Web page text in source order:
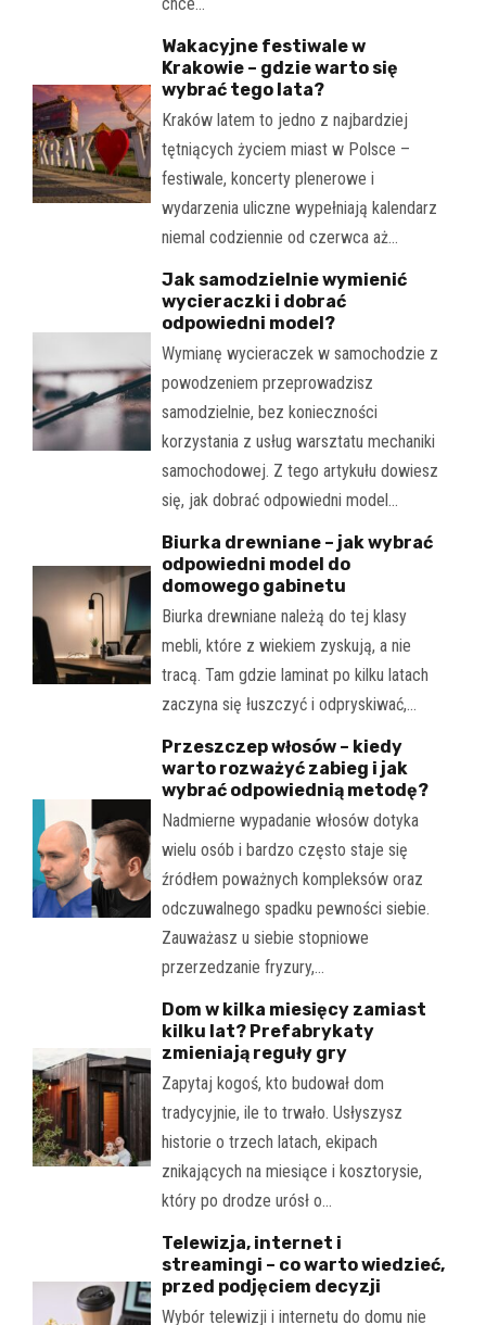
Wakacyjne festiwale w
Krakowie – gdzie warto się
wybrać tego lata?
Kraków latem to jedno z najbardziej
tętniących życiem miast w Polsce –
festiwale, koncerty plenerowe i
wydarzenia uliczne wypełniają kalendarz
niemal codziennie od czerwca aż…
Jak samodzielnie wymienić
wycieraczki i dobrać
odpowiedni model?
Wymianę wycieraczek w samochodzie z
powodzeniem przeprowadzisz
samodzielnie, bez konieczności
korzystania z usług warsztatu mechaniki
samochodowej. Z tego artykułu dowiesz
się, jak dobrać odpowiedni model…
Biurka drewniane – jak wybrać
odpowiedni model do
domowego gabinetu
Biurka drewniane należą do tej klasy
mebli, które z wiekiem zyskują, a nie
tracą. Tam gdzie laminat po kilku latach
zaczyna się łuszczyć i odpryskiwać,…
Przeszczep włosów – kiedy
warto rozważyć zabieg i jak
wybrać odpowiednią metodę?
Nadmierne wypadanie włosów dotyka
wielu osób i bardzo często staje się
źródłem poważnych kompleksów oraz
odczuwalnego spadku pewności siebie.
Zauważasz u siebie stopniowe
przerzedzanie fryzury,…
Dom w kilka miesięcy zamiast
kilku lat? Prefabrykaty
zmieniają reguły gry
Zapytaj kogoś, kto budował dom
tradycyjnie, ile to trwało. Usłyszysz
historie o trzech latach, ekipach
znikających na miesiące i kosztorysie,
który po drodze urósł o…
Telewizja, internet i
streamingi – co warto wiedzieć,
przed podjęciem decyzji
Wybór telewizji i internetu do domu nie